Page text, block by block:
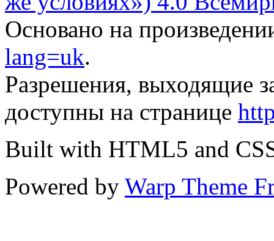
Основано на
lang=uk.
Разрешения, выходящие
доступны на странице
Built with HTML5 and
Powered by Warp Theme